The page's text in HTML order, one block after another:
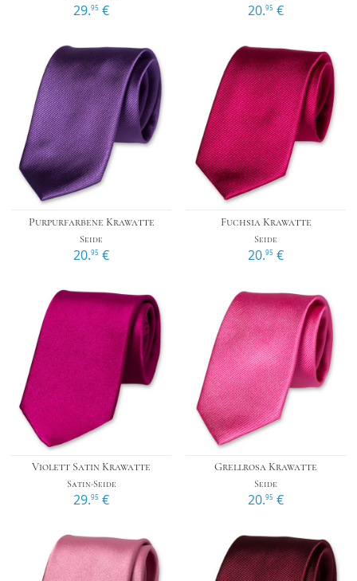
29.95 € 20.95 €
Purpurfarbene Krawatte
Seide
20.95 €
Fuchsia Krawatte
Seide
20.95 €
Violett Satin Krawatte
Satin-Seide
29.95 €
Grellrosa Krawatte
Seide
20.95 €